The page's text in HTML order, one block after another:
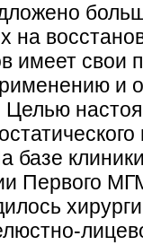
на
имеет свои
и
базе
Первого